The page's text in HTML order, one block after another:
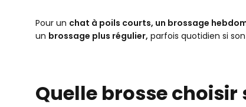
Pour un chat à poils courts, un brossage
un brossage plus régulier, parfois quotidien si
Quelle brosse